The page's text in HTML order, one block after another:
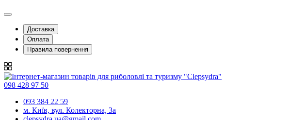
Доставка
Оплата
Правила повернення
098 428 97 50
093 384 22 59
м. Київ, вул. Колекторна, 3а